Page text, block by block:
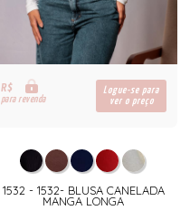
R$
para revenda
Logue-se para
ver o preço
1532 - 1532- BLUSA CANELADA
MANGA LONGA